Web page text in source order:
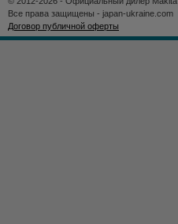
Все права защищены - japan-ukraine.com
Договор публичной оферты